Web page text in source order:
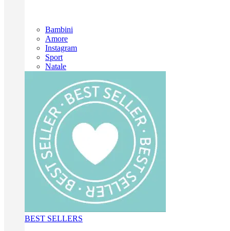
Bambini
Amore
Instagram
Sport
Natale
BEST SELLERS